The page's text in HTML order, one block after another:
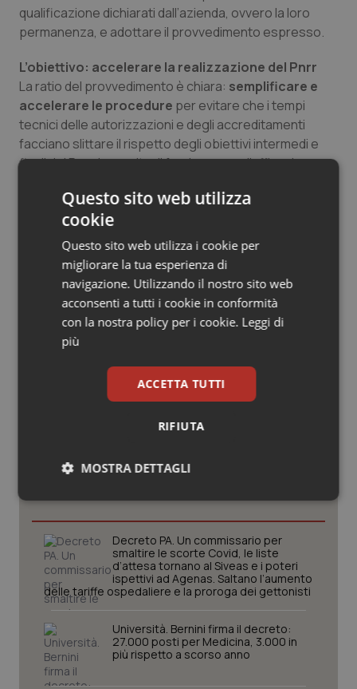
Salute orale & impianti
Sangue & coagulazione
Tiroide
Tumore al seno
Tumori del Polmone & Testa Collo
Tumori gastrointestinali
Ulcera & Reflusso
Vaccini
qualificazione dichiarati dall’azienda, ovvero la loro
permanenza, e adottare il provvedimento espresso.
L’obiettivo: accelerare la realizzazione del Pnrr
La ratio del provvedimento è chiara: semplificare e
accelerare le procedure per evitare che i tempi
tecnici delle autorizzazioni e degli accreditamenti
facciano slittare il rispetto degli obiettivi intermedi e
finali del Pnrr. La scelta di far decorrere l’efficacia
stesso della presentazione dell’istanza rappresenta
una deroga significativa alle procedure ordinarie,
giustificata dall’urgenza di completare gli investimenti
entro le scadenze previste dal Piano.
07 Maggio 2026
© Riproduzione riservata
Potrebbe interessarti in
Decreto PA. Un commissario per
smaltire le scorte Covid, le liste
d’attesa tornano al Siveas e i poteri
ispettivi ad Agenas. Saltano l’aumento
delle tariffe ospedaliere e la proroga dei gettonisti
Università. Bernini firma il decreto:
27.000 posti per Medicina, 3.000 in
più rispetto a scorso anno
Questo sito web utilizza
cookie
Questo sito web utilizza i cookie per
migliorare la tua esperienza di
navigazione. Utilizzando il nostro sito web
acconsenti a tutti i cookie in conformità
con la nostra policy per i cookie. Leggi di
più
ACCETTA TUTTI
RIFIUTA
MOSTRA DETTAGLI
Necessari Statistici Marketing
Necessari Statistici Marketing
I cookie necessari contribuiscono a rendere fruibile il
sito web abilitandone funzionalità di base quali la
navigazione sulle pagine e l'accesso alle aree
protette del sito. Il sito web non è in grado di